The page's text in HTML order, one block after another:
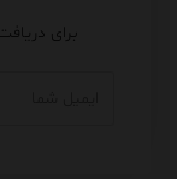
برای